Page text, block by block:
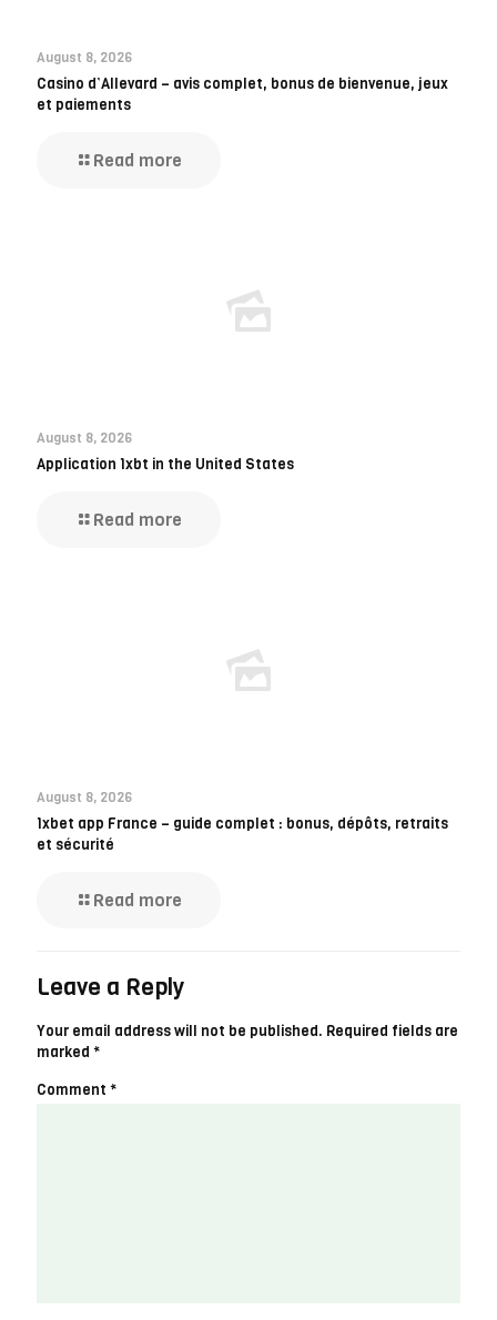
August 8, 2026
Casino d’Allevard – avis complet, bonus de bienvenue, jeux
et paiements
Read more
August 8, 2026
Application 1xbt in the United States
Read more
August 8, 2026
1xbet app France – guide complet : bonus, dépôts, retraits
et sécurité
Read more
Leave a Reply
Your email address will not be published. Required fields are
marked *
Comment *